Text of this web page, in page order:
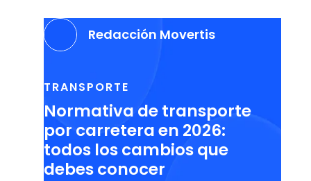
Redacción Movertis
TRANSPORTE
Normativa de transporte
por carretera en 2026:
todos los cambios que
debes conocer